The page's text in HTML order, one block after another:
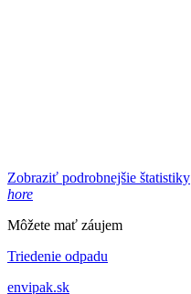
Zobraziť podrobnejšie štatistiky
hore
Môžete mať záujem
Triedenie odpadu
envipak.sk